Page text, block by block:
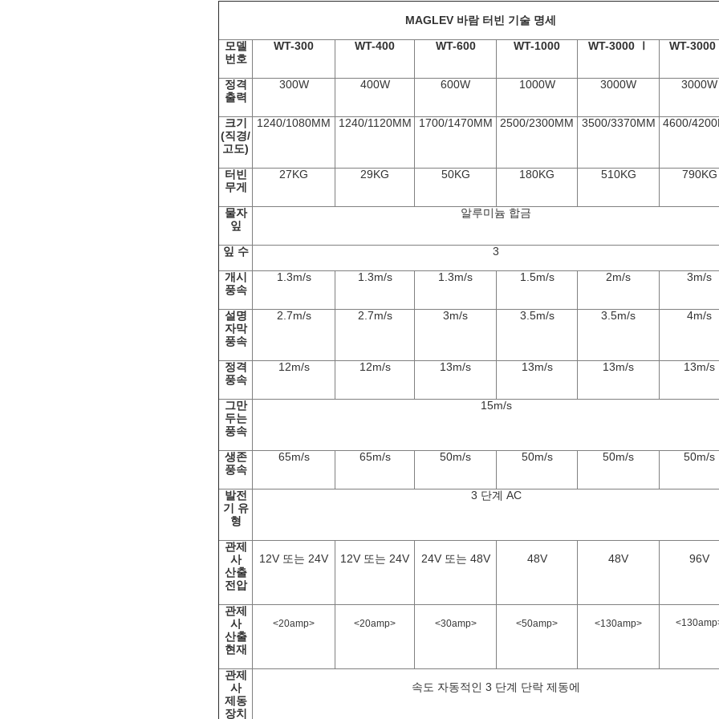
MAGLEV 바람 터빈 기술 명세
모델
번호
WT-300 WT-400 WT-600 WT-1000 WT-3000 Ⅰ WT-
정격
출력
300W 400W 600W 1000W 3000W 3000W
크기
(직경/
고도)
1240/1080MM 1240/1120MM 1700/1470MM 2500/2300MM 3500/3370MM 4600/
터빈
무게
27KG 29KG 50KG 180KG 510KG 790KG
물자
잎
알루미늄 합금
잎 수
3
개시
풍속
1.3m/s 1.3m/s 1.3m/s 1.5m/s 2m/s 3m/s
설명
자막
풍속
2.7m/s 2.7m/s 3m/s 3.5m/s 3.5m/s 4m/s
정격
풍속
12m/s 12m/s 13m/s 13m/s 13m/s 13m/s
그만
두는
풍속
15m/s
생존
풍속
65m/s 65m/s 50m/s 50m/s 50m/s 50m/s
발전
기 유
형
3 단계 AC
관제
사
산출
전압
12V 또는 24V 12V 또는 24V 24V 또는 48V 48V 48V 96V
관제
사
산출
현재
<20amp> <20amp> <30amp> <50amp> <130amp>
관제
사
제동
장치
속도 자동적인 3 단계 단락 제동에